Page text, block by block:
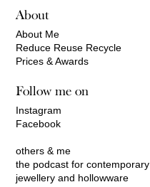
About
About Me
Reduce Reuse Recycle
Prices & Awards
Follow me on
Instagram
Facebook
others & me
the podcast for contemporary
jewellery and hollowware